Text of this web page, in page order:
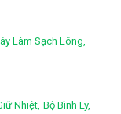
Làm Sạch Lông,
Nhiệt, Bộ Bình Ly,